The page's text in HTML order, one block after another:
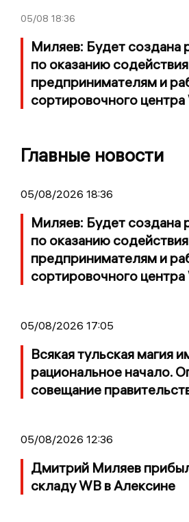
05/08 18:36
Миляев: Будет создана
по оказанию содействия
предпринимателям и
сортировочного центра
Главные новости
05/08/2026 18:36
Миляев: Будет создана
по оказанию содействия
предпринимателям и
сортировочного центра
05/08/2026 17:05
Всякая тульская магия
рациональное начало.
совещание
05/08/2026 12:36
Дмитрий Миляев
складу WB в Алексине